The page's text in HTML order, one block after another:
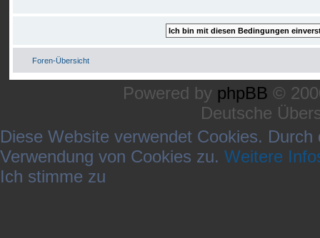
Foren-Übersicht
Powered by phpBB ©
Deutsche
Diese Website verwendet Cookies.
Verwendung von Cookies zu. Weitere
Ich stimme zu